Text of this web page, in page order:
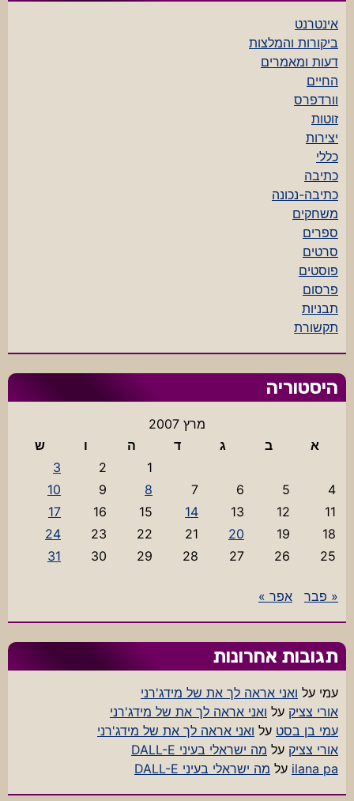
אינטרנט
ביקורות והמלצות
דעות ומאמרים
החיים
וורדפרס
זוטות
יצירות
כללי
כתיבה
כתיבה-נכונה
משחקים
ספרים
סרטים
פוסטים
פרסום
תבניות
תקשורת
היסטוריה
מרץ 2007
א
ב ג ד ה ו
ש
1
2
3
4
5
6
7
8
9
10
11
12
13
14
15
16
17
18
19
20
21
22
23
24
25
26
27
28
29
30
31
« פבר אפר »
תגובות אחרונות
עמי על ואני אראה לך את של מידג'רני
אורי צציק על ואני אראה לך את של מידג'רני
עמי בן בסט על ואני אראה לך את של מידג'רני
אורי צציק על מה ישראלי בעיני DALL-E
ilana pa על מה ישראלי בעיני DALL-E